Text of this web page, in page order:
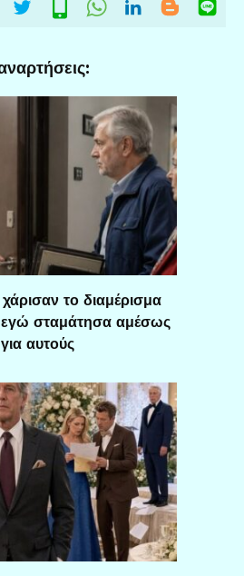
το διαμέρισμα
εγώ σταμάτησα αμέσως
αυτούς